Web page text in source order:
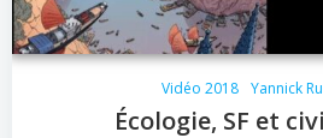
Vidéo 2018 Yannick
Écologie, SF et